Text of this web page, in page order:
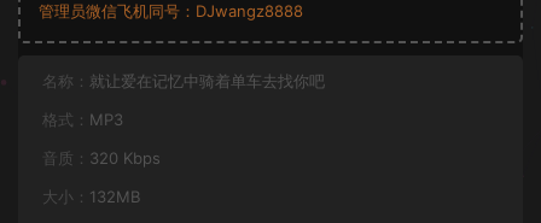
管理员微信飞机同号：DJwangz8888
名称： 就让爱在记忆中骑着单车去找你吧
格式： MP3
音质： 320 Kbps
大小： 132MB